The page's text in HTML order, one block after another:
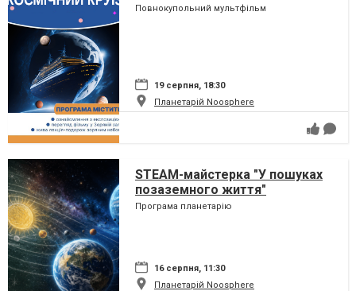
Повнокупольний мультфільм
19 серпня, 18:30
Планетарій Noosphere
STEAM-майстерка "У пошуках
позаземного життя"
Програма планетарію
16 серпня, 11:30
Планетарій Noosphere